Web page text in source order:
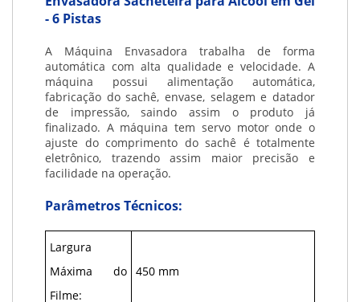
- 6 Pistas
A Máquina Envasadora trabalha de forma
automática com alta qualidade e velocidade. A
máquina possui alimentação automática,
fabricação do sachê, envase, selagem e datador
de impressão, saindo assim o produto já
finalizado. A máquina tem servo motor onde o
ajuste do comprimento do sachê é totalmente
eletrônico, trazendo assim maior precisão e
facilidade na operação.
Parâmetros Técnicos:
Largura
Máxima do
Filme:
450 mm